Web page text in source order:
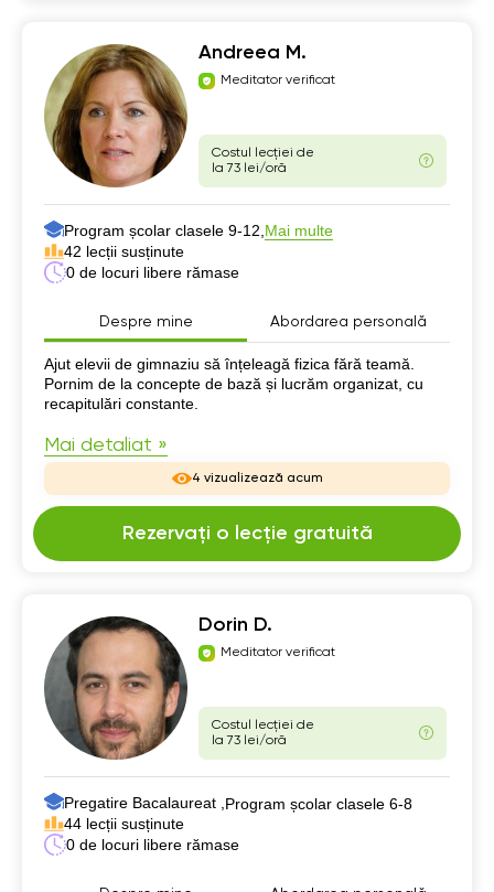
Andreea M.
Meditator verificat
Costul lecției de
la 73 lei/oră
Program școlar clasele 9-12, Mai multe
42 lecții susținute
0 de locuri libere rămase
Despre mine Abordarea personală
Despre mine
Ajut elevii de gimnaziu să înțeleagă fizica fără teamă.
Pornim de la concepte de bază și lucrăm organizat, cu
recapitulări constante.
Mai detaliat »
4 vizualizează acum
Rezervați o lecție gratuită
Dorin D.
Meditator verificat
Costul lecției de
la 73 lei/oră
Pregatire Bacalaureat , Program școlar clasele 6-8
44 lecții susținute
0 de locuri libere rămase